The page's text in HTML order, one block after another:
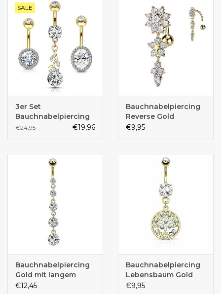
SALE
3er Set
Bauchnabelpiercing
Gold
€24,95 €19,96
Bauchnabelpiercing
Reverse Gold
€9,95
Bauchnabelpiercing
Gold mit langem
Kristall-Anhänger –
€12,45
Bauchnabelpiercing
Lebensbaum Gold
€9,95